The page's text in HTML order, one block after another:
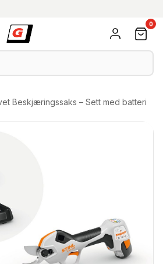
0
Beskjæringssaks – Sett med batteri